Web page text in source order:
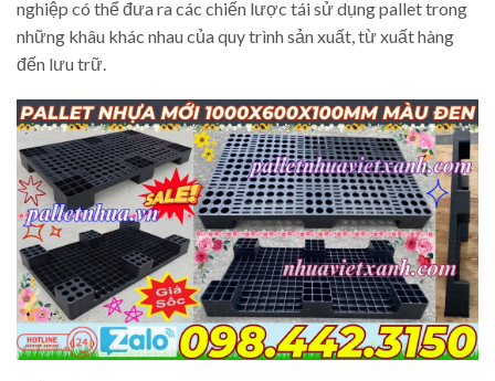
nghiệp có thể đưa ra các chiến lược tái sử dụng pallet trong
những khâu khác nhau của quy trình sản xuất, từ xuất hàng
đến lưu trữ.